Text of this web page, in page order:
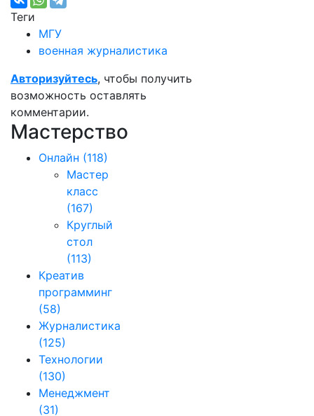
Теги
МГУ
военная журналистика
Авторизуйтесь, чтобы получить
возможность оставлять
комментарии.
Мастерство
Онлайн (118)
Мастер
класс
(167)
Круглый
стол
(113)
Креатив
программинг
(58)
Журналистика
(125)
Технологии
(130)
Менеджмент
(31)